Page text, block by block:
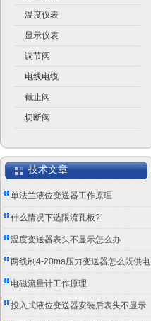
温度仪表
显示仪表
调节阀
电线电缆
截止阀
切断阀
技术文章
单法兰液位变送器工作原理
什么情况下选限流孔板?
温度变送器表头不显示怎么办
两线制4-20ma压力变送器怎么既供电
又传信号？
电磁流量计工作原理
投入式液位变送器安装后表头不显示